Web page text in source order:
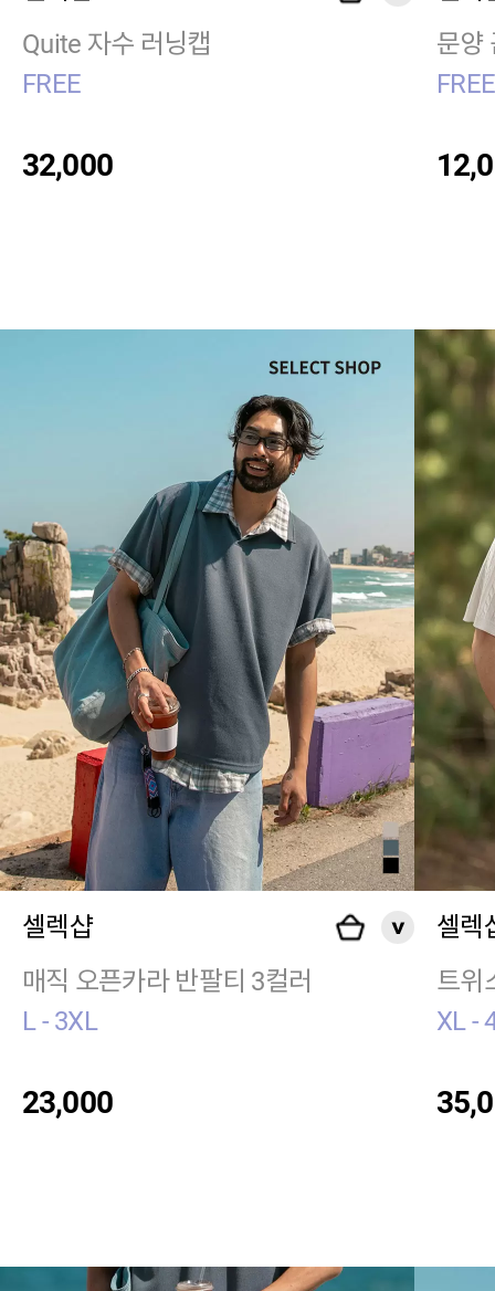
Quite 자수 러닝캡
FREE
32,000
문양
FREE
셀렉샵
매직 오픈카라 반팔티 3컬러
L - 3XL
23,000
셀렉
트위
XL -